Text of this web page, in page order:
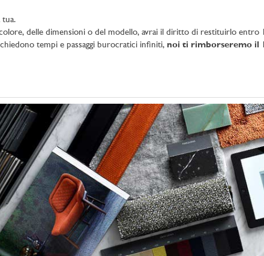
tua.
delle dimensioni o del modello, avrai il diritto di restituirlo entro
tempi e passaggi burocratici infiniti, noi ti rimborseremo il